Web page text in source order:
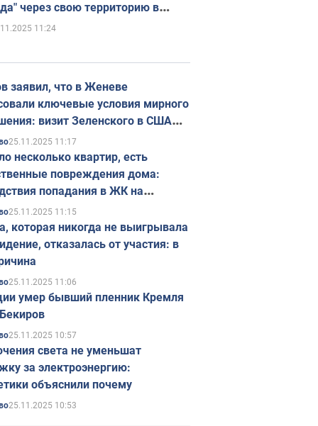
через свою территорию в
11:24
заявил, что в Женеве
ключевые условия мирного
визит Зеленского в США
в ноябре
25.11.2025 11:17
несколько квартир, есть
повреждения дома:
попадания в ЖК на
в Киеве. Фото
25.11.2025 11:15
которая никогда не выигрывала
отказалась от участия: в
25.11.2025 11:06
умер бывший пленник Кремля
25.11.2025 10:57
света не уменьшат
за электроэнергию:
объяснили почему
25.11.2025 10:53